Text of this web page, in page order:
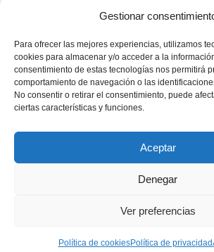
Gestionar
Para ofrecer las mejores experiencias, utilizamos
cookies para almacenar y/o acceder a la
consentimiento de estas tecnologías nos permitirá
comportamiento de navegación o las
No consentir o retirar el consentimiento, puede
ciertas características y funciones.
Aceptar
Denegar
Ver preferencias
Política de cookiesPolítica de privacidad
Aviso
© Pinosos. Todos los derechos